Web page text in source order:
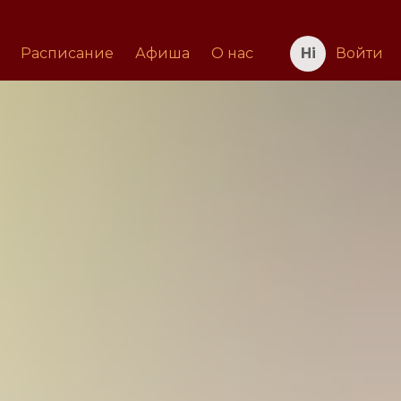
Расписание Афиша О нас Войти